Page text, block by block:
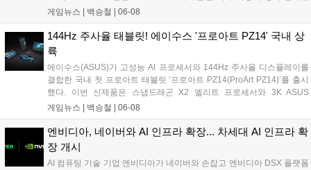
다. 이번 신제품은 넷마블의 신작 게임 '몬길: 스타 다이브' IP를 패키징과
클럭 2990MHz 스펙과 컴팩트한 설계를 갖춰, 실속 있는 게이밍 성능을
원하거나 소형 PC 환경을 구축하려는 코어 게이머층의 접근성을 넓힌
것이 특징이다....
게임뉴스 | 백승철 06-08
144Hz 주사율 태블릿! 에이수스 '프로아트 PZ14' 국내 상
륙
에이수스(ASUS)가 고성능 AI 프로세서와 144Hz 주사율 디스플레이를
결합한 국내 첫 프로아트 태블릿 ‘프로아트 PZ14(ProArt PZ14)’를 출시
했다. 이번 신제품은 스냅드래곤 X2 엘리트 프로세서와 3K ASUS
Lumina Pro OLED 디스플레이를 탑재해 고해상도 그래픽 작업과 부드
1TB PCIe 4.0 SSD를 바탕으로 안정적인 구동 환경을 제공하며, 온디바
이스 AI 기능 처리를 위한 최대 80 TOPS 성능의 NPU를 갖췄다....
게임뉴스 | 백승철 06-08
엔비디아, 네이버와 AI 인프라 확장... 차세대 AI 인프라 확
장 개시
AI 컴퓨팅 기술 기업 엔비디아가 네이버와 손잡고 엔비디아 DSX 플랫폼